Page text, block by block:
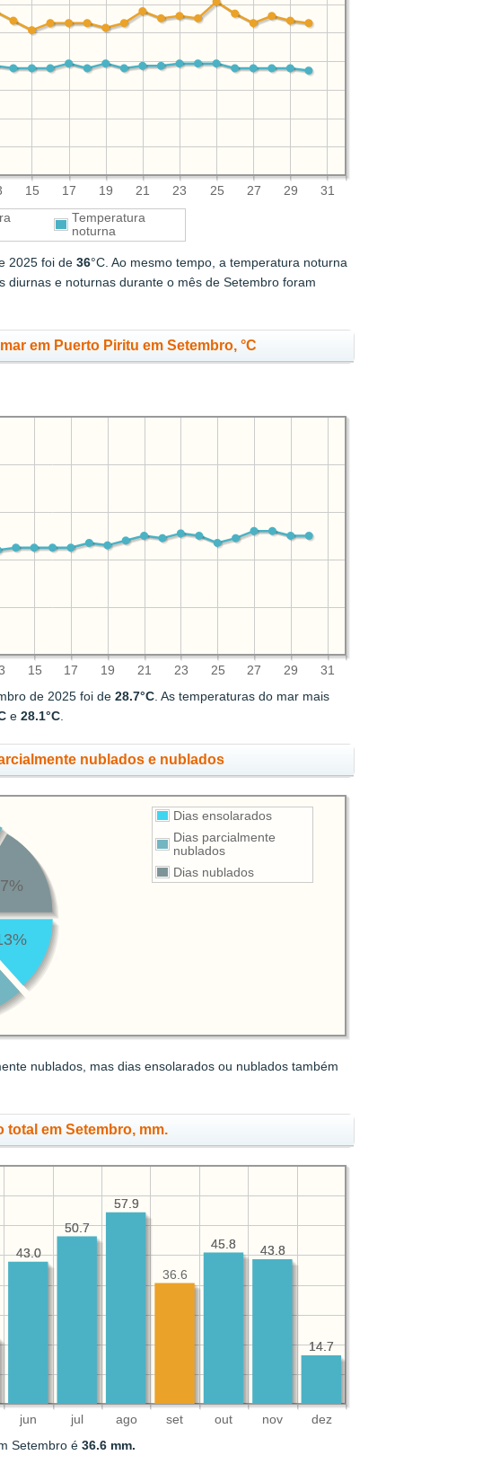
15 17 19 21 23 25 27 29 31
Temperatura
noturna
2025 foi de36°C. Ao mesmo tempo, a temperatura noturna
diurnas e noturnas durante o mês de Setembro foram
em Puerto Piritu em Setembro, °C
15 17 19 21 23 25 27 29 31
de 2025 foi de28.7°C. As temperaturas do mar mais
e28.1°C.
nublados e nublados
Dias ensolarados
Dias parcialmente
nublados
Dias nublados
nublados, mas dias ensolarados ou nublados também
total em Setembro, mm.
jun jul ago set out nov dez
14.7
43.8
45.8
57.9
50.7
43.0
14.7
43.8
45.8
36.6
57.9
50.7
43.0
Setembro é36.6 mm.